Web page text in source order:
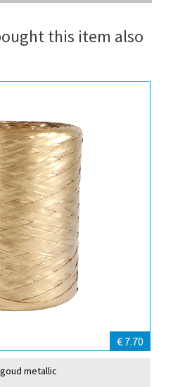
this item also
€ 7.70
metallic